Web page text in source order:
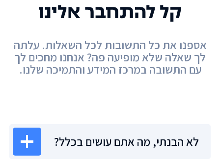
לא הבנתי, מה אתם עושים בכלל?
קל להתחבר אלינו
אספנו את כל התשובות לכל השאלות. עלתה
לך שאלה שלא מופיעה פה? אנחנו מחכים לך
עם התשובה במרכז המידע והתמיכה שלנו.